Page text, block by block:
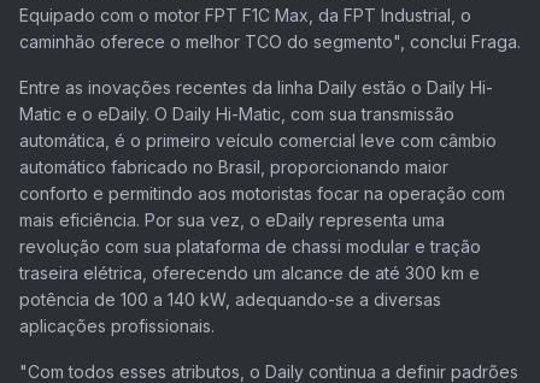
Equipado com o motor FPT F1C Max, da FPT Industrial, o
caminhão oferece o melhor TCO do segmento", conclui Fraga.
Entre as inovações recentes da linha Daily estão o Daily Hi-
Matic e o eDaily. O Daily Hi-Matic, com sua transmissão
automática, é o primeiro veículo comercial leve com câmbio
automático fabricado no Brasil, proporcionando maior
conforto e permitindo aos motoristas focar na operação com
mais eficiência. Por sua vez, o eDaily representa uma
revolução com sua plataforma de chassi modular e tração
traseira elétrica, oferecendo um alcance de até 300 km e
potência de 100 a 140 kW, adequando-se a diversas
aplicações profissionais.
"Com todos esses atributos, o Daily continua a definir padrões